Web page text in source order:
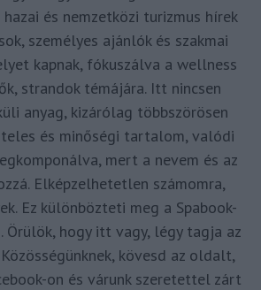
és nemzetközi turizmus hírek
személyes ajánlók és szakmai
kapnak, fókuszálva a wellness
strandok témájára. Itt nincsen
anyag, kizárólag többszörösen
és minőségi tartalom, valódi
mert a nevem és az
Elképzelhetetlen számomra,
Ez különbözteti meg a Spabook-
Örülök, hogy itt vagy, légy tagja az
kövesd az oldalt,
on és várunk szeretettel zárt